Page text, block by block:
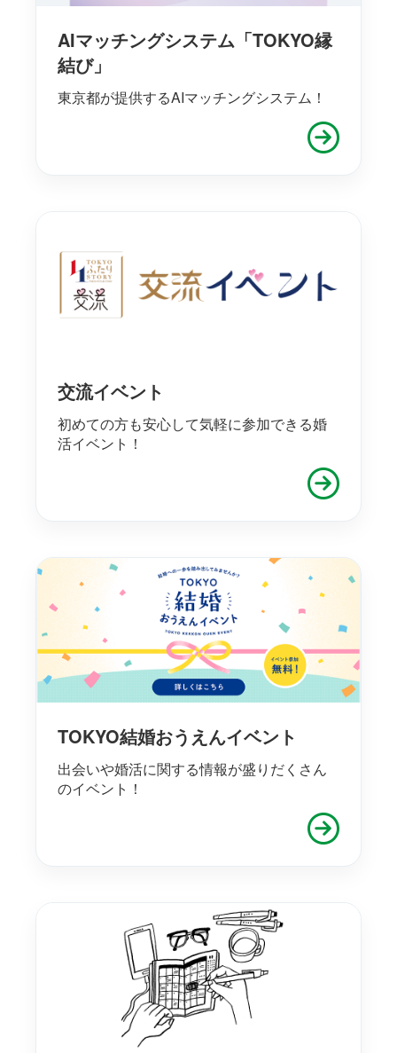
AIマッチングシステム「TOKYO縁
結び」
東京都が提供するAIマッチングシステム！
交流イベント
初めての方も安心して気軽に参加できる婚
活イベント！
TOKYO結婚おうえんイベント
出会いや婚活に関する情報が盛りだくさん
のイベント！